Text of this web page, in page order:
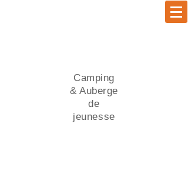
Camping
& Auberge
de
jeunesse